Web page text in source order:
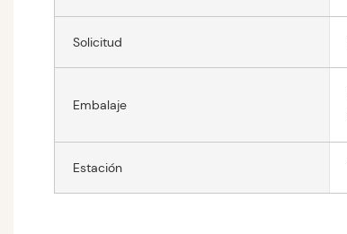
Solicitud
Embalaje
Estación